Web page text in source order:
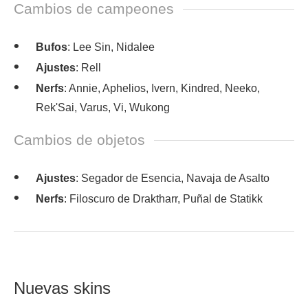
Cambios de campeones
Bufos: Lee Sin, Nidalee
Ajustes: Rell
Nerfs: Annie, Aphelios, Ivern, Kindred, Neeko,
Rek'Sai, Varus, Vi, Wukong
Cambios de objetos
Ajustes: Segador de Esencia, Navaja de Asalto
Nerfs: Filoscuro de Draktharr, Puñal de Statikk
Nuevas skins